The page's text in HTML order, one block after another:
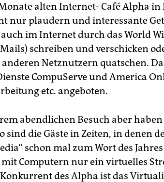
alten Internet- Café Alpha
nur plaudern und interessante
im Internet durch das World
schreiben und verschicken
anderen Netznutzern quatschen.
CompuServe und America
etc. angeboten.
abendlichen Besuch aber
sind die Gäste in Zeiten, in denen
schon mal zum Wort des
Computern nur ein virtuelles
des Alpha ist das